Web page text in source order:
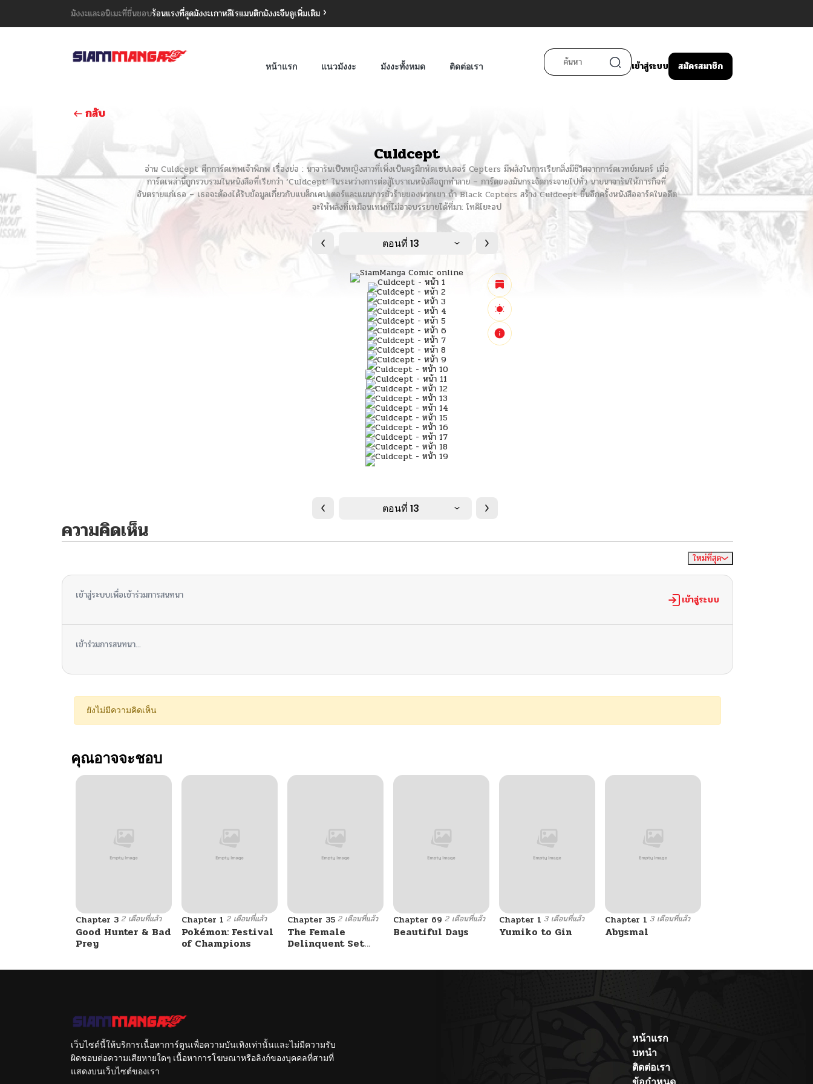
มังงะและอนิเมะที่ชื่นชอบร้อนแรงที่สุดมังงะเกาหลีโรแมนติกมังงะจีนดูเพิ่มเติม
หน้าแรก แนวมังงะ มังงะทั้งหมด ติดต่อเรา เข้าสู่ระบบ สมัครสมาชิก
กลับ
Culdcept
อ่าน Culdcept ศึกการ์ดเทพเจ้าพิภพ เรื่องย่อ : นาจารันเป็นหญิงสาวที่เพิ่งเป็นครูฝึกหัดเซปเตอร์ Cepters มีพลังในการเรียกสิ่งมีชีวิตจากการ์ดเวทย์มนตร์ เมื่อ
การ์ดเหล่านี้ถูกรวบรวมในหนังสือที่เรียกว่า ‘Culdcept’ ในระหว่างการต่อสู้โบราณหนังสือถูกทำลาย – การ์ดของมันกระจัดกระจายไปทั่ว นายนาจารันให้ภารกิจที่
อันตรายแก่เธอ – เธอจะต้องได้รับข้อมูลเกี่ยวกับแบล็กเคปเตอร์และแผนการชั่วร้ายของพวกเขา ถ้า Black Cepters สร้าง Culdcept ขึ้นอีกครั้งหนังสืออาร์คในอดีต
จะให้พลังที่เหมือนเทพที่ไม่อาจบรรยายได้ที่มา: โทคิโยะอป
ตอนที่ 13
ตอนที่ 13
ความคิดเห็น
ใหม่ที่สุด
เข้าสู่ระบบเพื่อเข้าร่วมการสนทนา เข้าสู่ระบบ
เข้าร่วมการสนทนา...
ยังไม่มีความคิดเห็น
คุณอาจจะชอบ
Chapter 3 2 เดือนที่แล้ว
Good Hunter & Bad
Prey
Chapter 1 2 เดือนที่แล้ว
Pokémon: Festival
of Champions
Chapter 35 2 เดือนที่แล้ว
The Female
Delinquent Set
Chapter 69 2 เดือนที่แล้ว
Beautiful Days
Chapter 1 3 เดือนที่แล้ว
Yumiko to Gin
Chapter 1 3 เดือนที่แล้ว
Abysmal
เว็บไซต์นี้ให้บริการเนื้อหาการ์ตูนเพื่อความบันเทิงเท่านั้นและไม่มีความรับ
ผิดชอบต่อความเสียหายใดๆ เนื้อหาการโฆษณาหรือลิงก์ของบุคคลที่สามที่
แสดงบนเว็บไซต์ของเรา
หน้าแรก
บทนำ
ติดต่อเรา